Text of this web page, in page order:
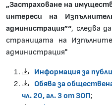
„Застраховане на
интереси на
администрация”“, следва
страницата на
администрация"
Информация за
Обява за
чл. 20, ал. 3 от ЗОП;